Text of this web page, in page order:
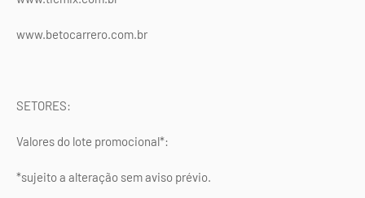
www.betocarrero.com.br
SETORES:
Valores do lote promocional*:
*sujeito a alteração sem aviso prévio.